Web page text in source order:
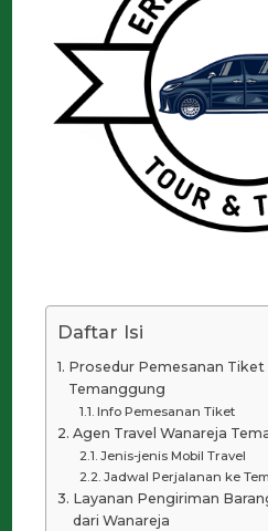
Daftar Isi
Prosedur Pemesanan Tiket
Temanggung
Info Pemesanan Tiket
Agen Travel Wanareja
Jenis-jenis Mobil Travel
Jadwal Perjalanan ke
Layanan Pengiriman
dari Wanareja